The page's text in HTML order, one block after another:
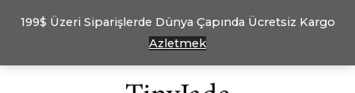
199$ Üzeri Siparişlerde Dünya Çapında Ücretsiz Kargo
Azletmek